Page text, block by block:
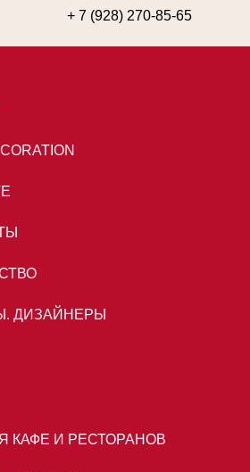
+ 7 (928) 270-85-65
ДИЗАЙНЕРЫ
КАФЕ И РЕСТОРАНОВ